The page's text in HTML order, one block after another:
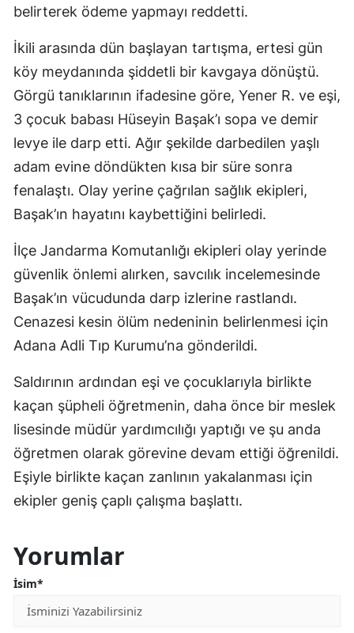
belirterek ödeme yapmayı reddetti.
İkili arasında dün başlayan tartışma, ertesi gün
köy meydanında şiddetli bir kavgaya dönüştü.
Görgü tanıklarının ifadesine göre, Yener R. ve eşi,
3 çocuk babası Hüseyin Başak’ı sopa ve demir
levye ile darp etti. Ağır şekilde darbedilen yaşlı
adam evine döndükten kısa bir süre sonra
fenalaştı. Olay yerine çağrılan sağlık ekipleri,
Başak’ın hayatını kaybettiğini belirledi.
İlçe Jandarma Komutanlığı ekipleri olay yerinde
güvenlik önlemi alırken, savcılık incelemesinde
Başak’ın vücudunda darp izlerine rastlandı.
Cenazesi kesin ölüm nedeninin belirlenmesi için
Adana Adli Tıp Kurumu’na gönderildi.
Saldırının ardından eşi ve çocuklarıyla birlikte
kaçan şüpheli öğretmenin, daha önce bir meslek
lisesinde müdür yardımcılığı yaptığı ve şu anda
öğretmen olarak görevine devam ettiği öğrenildi.
Eşiyle birlikte kaçan zanlının yakalanması için
ekipler geniş çaplı çalışma başlattı.
Yorumlar
İsim*